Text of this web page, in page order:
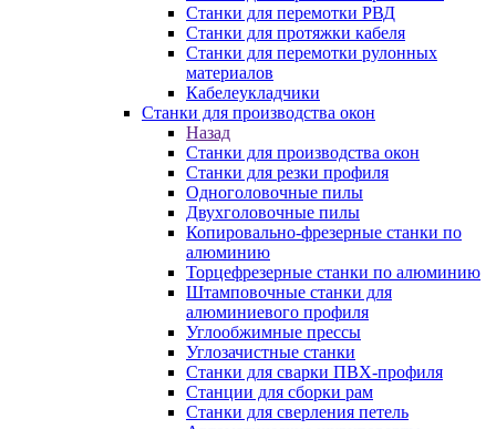
Станки для перемотки РВД
Станки для протяжки кабеля
Станки для перемотки рулонных
материалов
Кабелеукладчики
Станки для производства окон
Назад
Станки для производства окон
Станки для резки профиля
Одноголовочные пилы
Двухголовочные пилы
Копировально-фрезерные станки по
алюминию
Торцефрезерные станки по алюминию
Штамповочные станки для
алюминиевого профиля
Углообжимные прессы
Углозачистные станки
Станки для сварки ПВХ-профиля
Станции для сборки рам
Станки для сверления петель